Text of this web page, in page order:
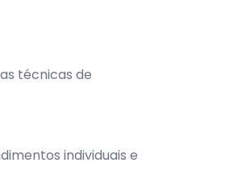
técnicas de
individuais e